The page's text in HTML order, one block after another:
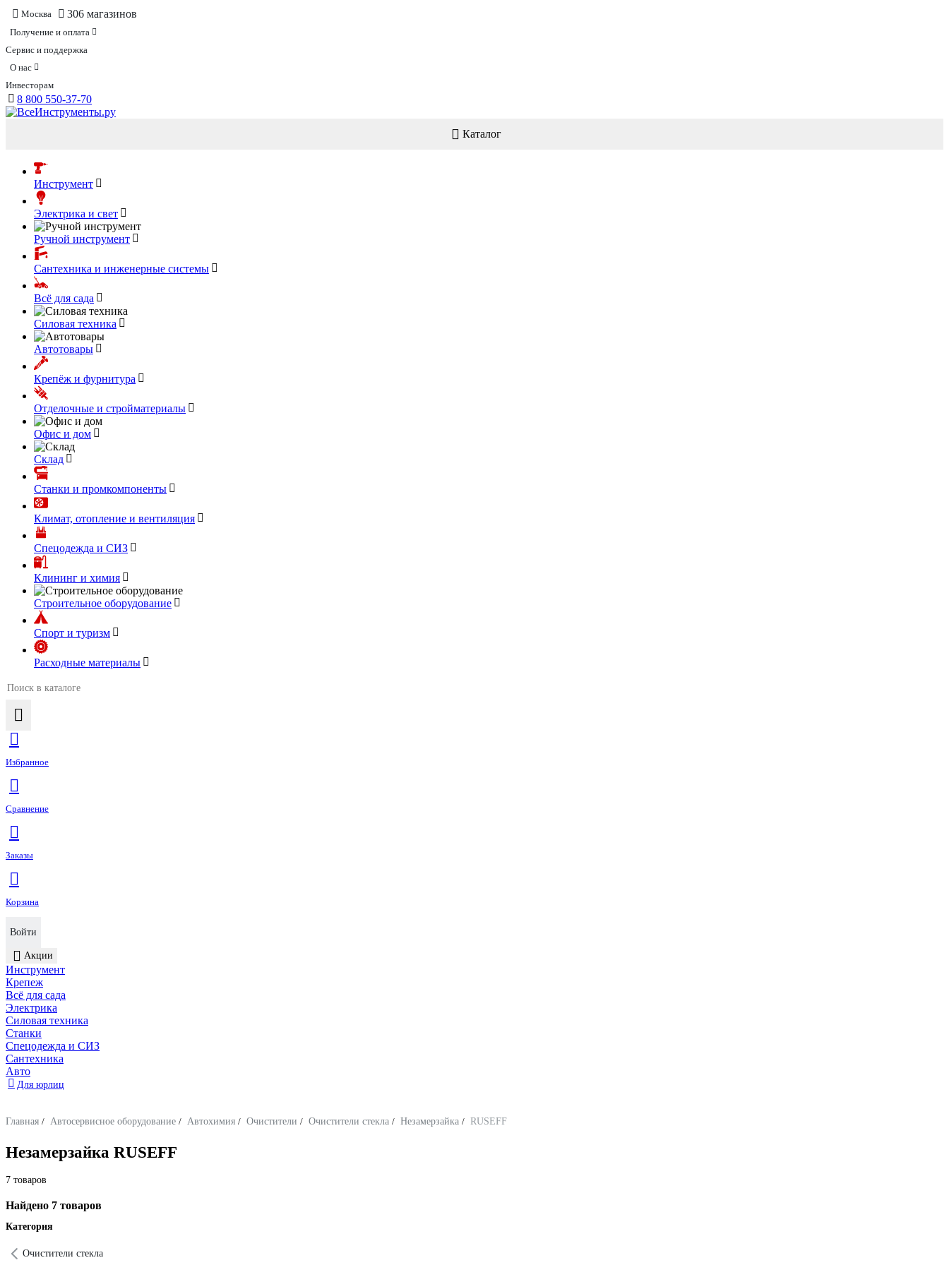
Москва 306 магазинов
Получение и оплата
Сервис и поддержка
О нас
Инвесторам
8 800 550-37-70
Каталог
Инструмент
Электрика и свет
Ручной инструмент
Сантехника и инженерные системы
Всё для сада
Силовая техника
Автотовары
Крепёж и фурнитура
Отделочные и стройматериалы
Офис и дом
Склад
Станки и промкомпоненты
Климат, отопление и вентиляция
Спецодежда и СИЗ
Клининг и химия
Строительное оборудование
Спорт и туризм
Расходные материалы
Избранное
Сравнение
Заказы
Корзина
Войти
Акции
Инструмент
Крепеж
Всё для сада
Электрика
Силовая техника
Станки
Спецодежда и СИЗ
Сантехника
Авто
Для юрлиц
Главная / Автосервисное оборудование / Автохимия / Очистители / Очистители стекла / Незамерзайка / RUSEFF
Незамерзайка RUSEFF
7 товаров
Найдено 7 товаров
Категория
Очистители стекла